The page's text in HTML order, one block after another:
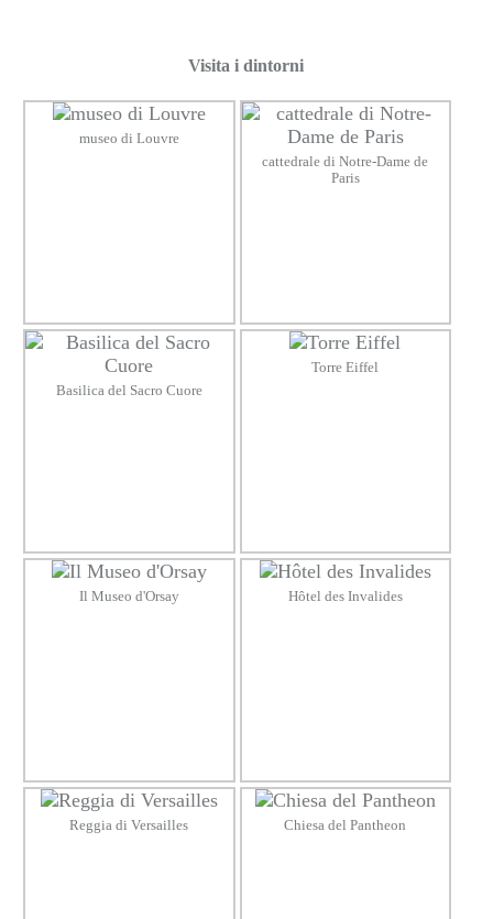
Visita i dintorni
museo di Louvre
cattedrale di Notre-Dame de
Paris
Basilica del Sacro Cuore
Torre Eiffel
Il Museo d'Orsay Hôtel des Invalides
Reggia di Versailles Chiesa del Pantheon